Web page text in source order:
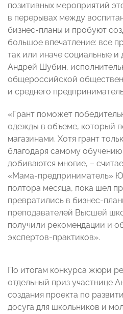
позитивных мероприятий
в перерывах между
бизнес-планы и пробуют
большое впечатление: все
так или иначе социальные и
Андрей Шубин,
общероссийской
и среднего
«Грант поможет
одежды в объеме, который
магазинами. Хотя грант
благодаря самому
добиваются многие, –
«Мама-предприниматель»
полтора месяца, пока шел
превратились в бизнес-
преподавателей Высшей
получили рекомендации и
экспертов-практиков».
По итогам конкурса жюри
отдельный приз участнице
создания проекта по
досуга для школьников и